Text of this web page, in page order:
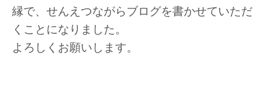
縁で、せんえつながらブログを書かせていただ
くことになりました。
よろしくお願いします。